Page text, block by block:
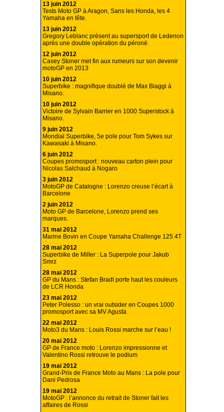
13 juin 2012
Tests Moto GP à Aragon, Sans les Honda, les 4
Yamaha en tête.
13 juin 2012
Gregory Leblanc présent au supersport de Ledenon
après une double opération du péroné
12 juin 2012
Casey Stoner met fin aux rumeurs sur son devenir
motoGP en 2013
10 juin 2012
Superbike : magnifique doublé de Max Biaggi à
Misano.
10 juin 2012
Victoire de Sylvain Barrier en 1000 Superstock à
Misano.
9 juin 2012
Mondial Superbike, 5e pole pour Tom Sykes sur
Kawasaki à Misano.
6 juin 2012
Coupes promosport : nouveau carton plein pour
Nicolas Salchaud à Nogaro
3 juin 2012
MotoGP de Catalogne : Lorenzo creuse l’écart à
Barcelone
2 juin 2012
Moto GP de Barcelone, Lorenzo prend ses
marques.
31 mai 2012
Marine Bovin en Coupe Yamaha Challenge 125 4T
28 mai 2012
Superbike de Miller : La Superpole pour Jakub
Smrz
28 mai 2012
GP du Mans : Stefan Bradl porte haut les couleurs
de LCR Honda
23 mai 2012
Peter Polesso : un vrai outsider en Coupes 1000
promosport avec sa MV Agusta
22 mai 2012
Moto3 du Mans : Louis Rossi marche sur l’eau !
20 mai 2012
GP de France moto : Lorenzo impressionne et
Valentino Rossi retrouve le podium
19 mai 2012
Grand-Prix de France Moto au Mans : La pole pour
Dani Pedrosa
19 mai 2012
MotoGP : l’annonce du retrait de Stoner fait les
affaires de Rossi